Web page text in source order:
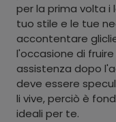
per la prima volta i
tuo stile e le tue
accontentare
l'occasione di
assistenza dopo
deve essere
li vive, perciò è
ideali per te.